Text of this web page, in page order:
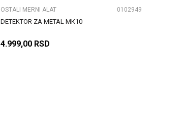
OSTALI MERNI ALAT 0102949
DETEKTOR ZA METAL MK10
4.999,00 RSD